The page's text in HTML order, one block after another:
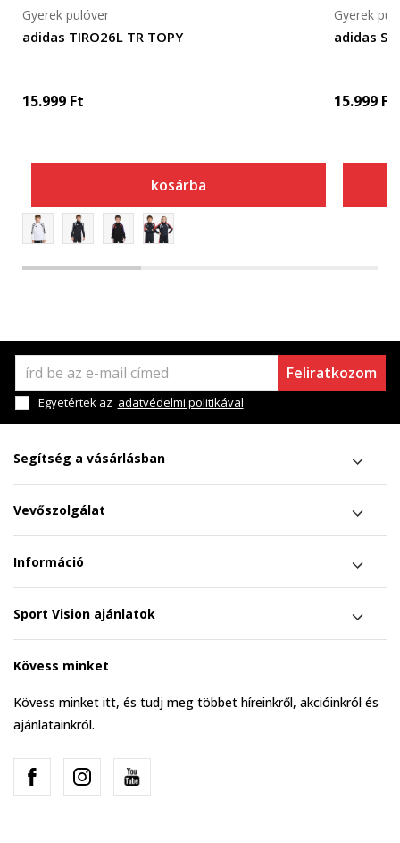
adidas TIRO26L TR TOPY
Gyerek pulóver
15.999 Ft
kosárba
adidas
Gyerek
15.999 Ft
Feliratkozom
Egyetértek az adatvédelmi politikával
Segítség a vásárlásban
Vevőszolgálat
Információ
Sport Vision ajánlatok
Kövess minket
Kövess minket itt, és tudj meg többet híreinkről, akcióinkról és
ajánlatainkról.